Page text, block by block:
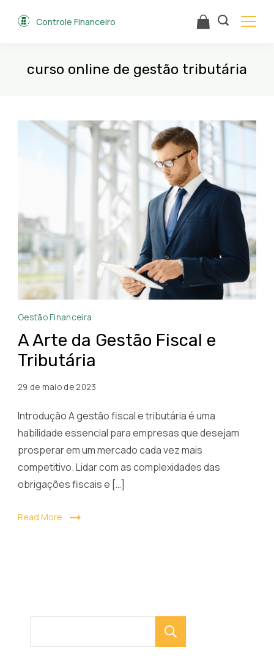
Controle Financeiro
curso online de gestão tributária
A
da
Gestão
e
Tributária
Gestão Financeira
A Arte da Gestão Fiscal e
Tributária
29 de maio de 2023
Introdução A gestão fiscal e tributária é uma
habilidade essencial para empresas que desejam
prosperar em um mercado cada vez mais
competitivo. Lidar com as complexidades das
obrigações fiscais e […]
Read More